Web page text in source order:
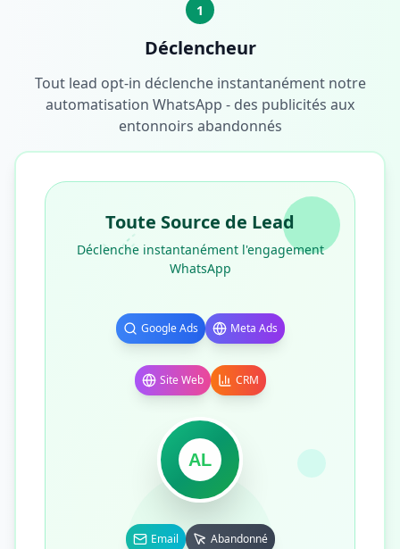
1
Déclencheur
Tout lead opt-in déclenche instantanément notre
automatisation WhatsApp - des publicités aux
entonnoirs abandonnés
Toute Source de Lead
Déclenche instantanément l'engagement
WhatsApp
Google Ads Meta Ads
Site Web CRM
AL
Email Abandonné